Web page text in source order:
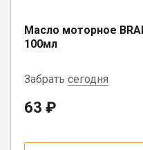
Масло моторное
100мл
Забрать сегодня
г. Вологда, ул. Саммера, д.
63 ₽